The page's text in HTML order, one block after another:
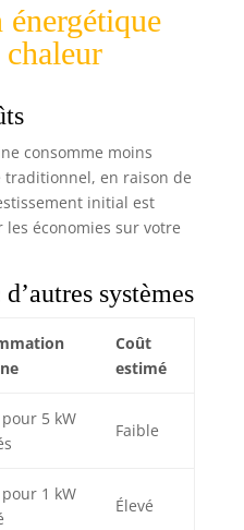
chaleur
consomme moins
traditionnel, en raison de
initial est
économies sur votre
systèmes
Coût
estimé
5 kW
Faible
1 kW
Élevé